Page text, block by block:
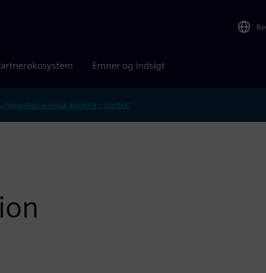
Emner og indsigt
have den vist på engelsk i stedet?